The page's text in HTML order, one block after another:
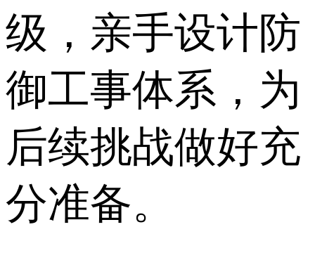
级，亲手设计防
御工事体系，为
后续挑战做好充
分准备。